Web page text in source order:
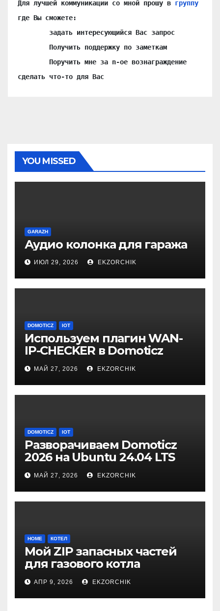
Дому»
Для лучшей коммуникации со мной прошу в группу
где Вы сможете:
сделать что-то для Вас
YOU MISSED
GARAZH
Аудио колонка для гаража
ИЮЛ 29, 2026 EKZORCHIK
DOMOTICZ IOT
Используем плагин WAN-
IP-CHECKER в Domoticz
2026.1
МАЙ 27, 2026 EKZORCHIK
DOMOTICZ IOT
Разворачиваем Domoticz
2026 на Ubuntu 24.04 LTS
Server
МАЙ 27, 2026 EKZORCHIK
HOME КОТЕЛ
Мой ZIP запасных частей
для газового котла
Vitopend WH1D 24кВт
АПР 9, 2026 EKZORCHIK